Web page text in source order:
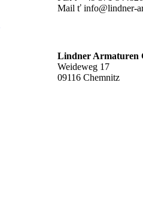
Mail ť info@lindner-
Lindner Armaturen
Weideweg 17
09116 Chemnitz